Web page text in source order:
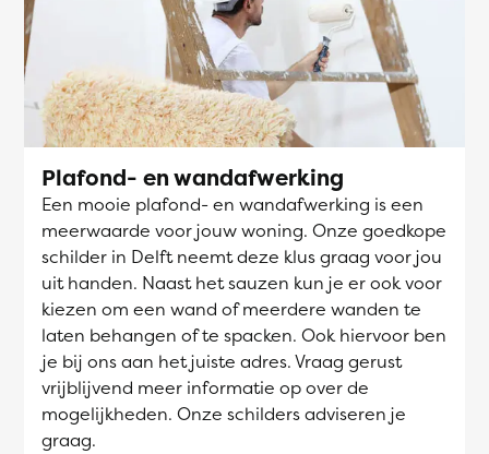
Plafond- en wandafwerking
Een mooie plafond- en wandafwerking is een
meerwaarde voor jouw woning. Onze goedkope
schilder in Delft neemt deze klus graag voor jou
uit handen. Naast het sauzen kun je er ook voor
kiezen om een wand of meerdere wanden te
laten behangen of te spacken. Ook hiervoor ben
je bij ons aan het juiste adres. Vraag gerust
vrijblijvend meer informatie op over de
mogelijkheden. Onze schilders adviseren je
graag.